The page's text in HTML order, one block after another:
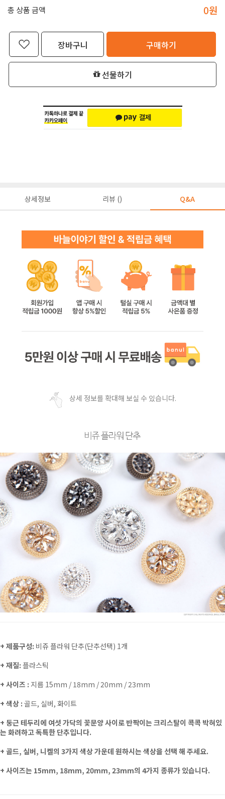
총 상품 금액 0원
장바구니 구매하기
선물하기
상세정보 리뷰 () Q&A
상세 정보를 확대해 보실 수 있습니다.
+ 제품구성: 비쥬 플라워 단추(단추선택) 1개
+ 재질: 플라스틱
+ 사이즈 : 지름 15mm / 18mm / 20mm / 23mm
+ 색상 : 골드, 실버, 화이트
+ 둥근 테두리에 여섯 가닥의 꽃문양 사이로 반짝이는 크리스탈이 콕콕 박혀있
는 화려하고 독특한 단추입니다.
+ 골드, 실버, 니켈의 3가지 색상 가운데 원하시는 색상을 선택 해 주세요.
+ 사이즈는 15mm, 18mm, 20mm, 23mm의 4가지 종류가 있습니다.